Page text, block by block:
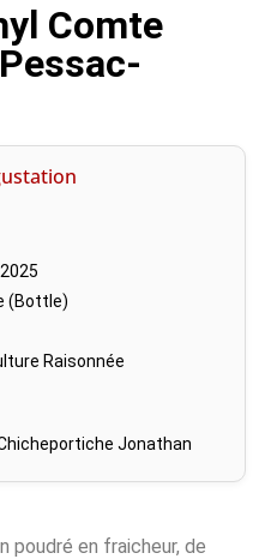
Comte
(Bottle)
Raisonnée
Jonathan
en fraicheur, de